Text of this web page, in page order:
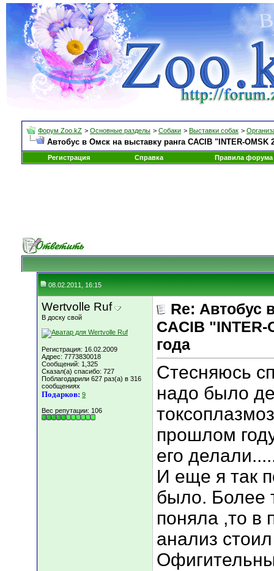
Форум Zoo.kZ > Основные разделы > Собаки > Выставки собак >
Автобус в Омск на выставку ранга CACIB "INTER-OMSK
Регистрация Справка Правила форума
08.02.2011, 16:15
Wertvolle Ruf
В доску свой
Регистрация: 16.02.2009
Адрес: 7773830018
Сообщений: 1,325
Сказал(а) спасибо: 727
Поблагодарили 627 раз(а) в 316
сообщениях
Подарков: 9
Вес репутации: 106
Re: Автобус
CACIB "INTER-
года
Стесняюсь
надо было
прошлом
его
И еще я так
было. Более
поняла ,то в
анализ